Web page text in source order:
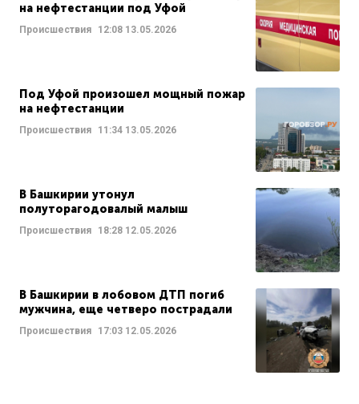
на нефтестанции под Уфой
Происшествия 12:08 13.05.2026
Под Уфой произошел мощный пожар
на нефтестанции
Происшествия 11:34 13.05.2026
В Башкирии утонул
полуторагодовалый малыш
Происшествия 18:28 12.05.2026
В Башкирии в лобовом ДТП погиб
мужчина, еще четверо пострадали
Происшествия 17:03 12.05.2026